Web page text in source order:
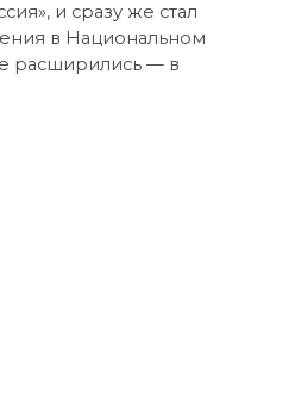
и сразу же стал
в Национальном
расширились — в